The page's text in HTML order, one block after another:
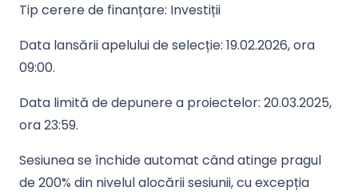
Tip cerere de finanțare: Investiții
Data lansării apelului de selecție: 19.02.2026, ora
09:00.
Data limită de depunere a proiectelor: 20.03.2025,
ora 23:59.
Sesiunea se închide automat când atinge pragul
de200% din nivelul alocării sesiunii, cu excepția